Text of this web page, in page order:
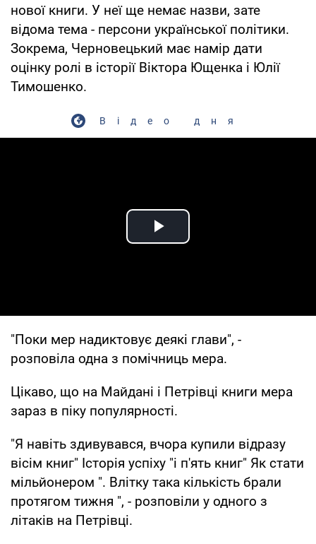
нової книги. У неї ще немає назви, зате
відома тема - персони української політики.
Зокрема, Черновецький має намір дати
оцінку ролі в історії Віктора Ющенка і Юлії
Тимошенко.
Відео дня
Play Video
"Поки мер надиктовує деякі глави", -
розповіла одна з помічниць мера.
Цікаво, що на Майдані і Петрівці книги мера
зараз в піку популярності.
"Я навіть здивувався, вчора купили відразу
вісім книг" Історія успіху "і п'ять книг" Як стати
мільйонером ". Влітку така кількість брали
протягом тижня ", - розповіли у одного з
літаків на Петрівці.